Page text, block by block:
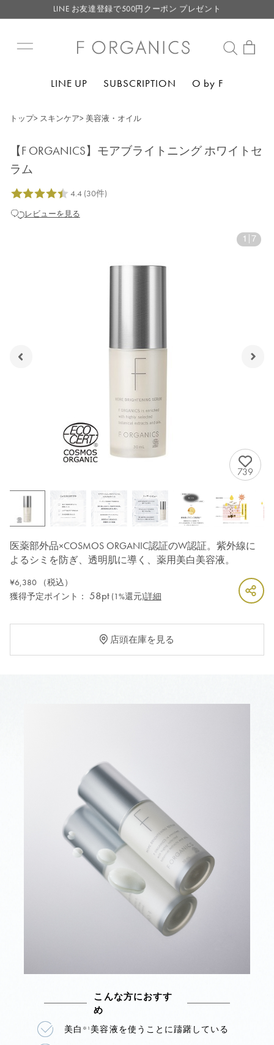
LINE お友達登録で500円クーポン プレゼント
【重要】お盆期間中のお問い合わせと商品配送に関しまして
LINE お友達登録で500円クーポン プレゼント
LINE UP SUBSCRIPTION O by F
トップ> スキンケア> 美容液・オイル
【F ORGANICS】モアブライトニング ホワイトセ
ラム
レビューを見る
1 7
739
医薬部外品×COSMOS ORGANIC認証のW認証。紫外線に
よるシミを防ぎ、透明肌に導く、薬用美白美容液。
¥6,380（税込）
獲得予定ポイント： 58pt (1%還元)詳細
店頭在庫を見る
こんな方におすす
め
美白 ※1美容液を使うことに躊躇している